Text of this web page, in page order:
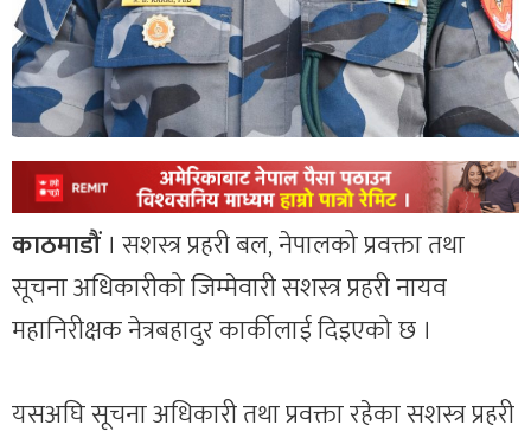
काठमाडौं। सशस्त्र प्रहरी बल, नेपालको प्रवक्ता तथा
सूचना अधिकारीको जिम्मेवारी सशस्त्र प्रहरी नायव
महानिरीक्षक नेत्रबहादुर कार्कीलाई दिइएको छ ।
यसअघि सूचना अधिकारी तथा प्रवक्ता रहेका सशस्त्र प्रहरी